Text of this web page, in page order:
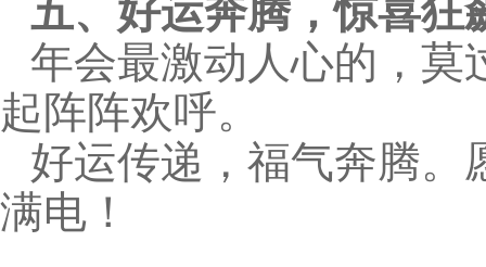
五、好运奔腾，惊喜狂
年会最激动人心的，莫
起阵阵欢呼。
好运传递，福气奔腾。
满电！